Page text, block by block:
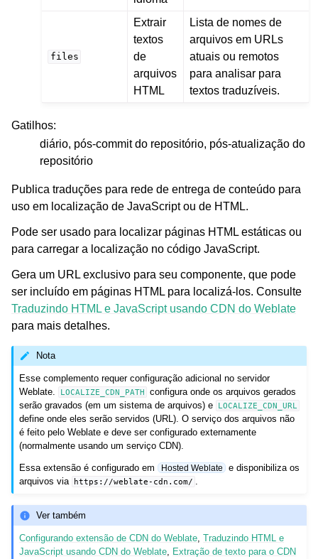
files
Extrair
textos
de
arquivos
HTML
Lista de nomes de
arquivos em URLs
atuais ou remotos
para analisar para
textos traduzíveis.
Gatilhos:
diário, pós-commit do repositório, pós-atualização do
repositório
Publica traduções para rede de entrega de conteúdo para
uso em localização de JavaScript ou de HTML.
Pode ser usado para localizar páginas HTML estáticas ou
para carregar a localização no código JavaScript.
Gera um URL exclusivo para seu componente, que pode
ser incluído em páginas HTML para localizá-los. Consulte
Traduzindo HTML e JavaScript usando CDN do Weblate
para mais detalhes.
Nota
Esse complemento requer configuração adicional no servidor
Weblate.
LOCALIZE_CDN_PATH
configura onde os arquivos gerados
serão gravados (em um sistema de arquivos) e
LOCALIZE_CDN_URL
define onde eles serão servidos (URL). O serviço dos arquivos não
é feito pelo Weblate e deve ser configurado externamente
(normalmente usando um serviço CDN).
Essa extensão é configurado em Hosted Weblate
e disponibiliza os
arquivos via
https://weblate-cdn.com/ .
Ver também
Configurando extensão de CDN do Weblate,Traduzindo HTML e
JavaScript usando CDN do Weblate, Extração de texto para o CDN